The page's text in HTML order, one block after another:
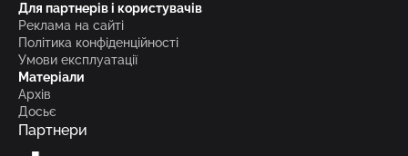
Для партнерів і користувачів
Реклама на сайті
Політика конфіденційності
Умови експлуатації
Матеріали
Архів
Досьє
Партнери